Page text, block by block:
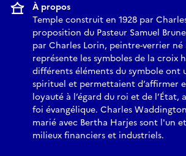
À propos
Temple construit en 1928 par
proposition du Pasteur Samuel
par Charles Lorin, peintre-verrier né
représente les symboles de la croix
différents éléments du symbole ont
spirituel et permettaient d’affirmer
loyauté à l’égard du roi et de l’État,
foi évangélique. Charles
marié avec Bertha Harjes sont l'un
milieux financiers et industriels.